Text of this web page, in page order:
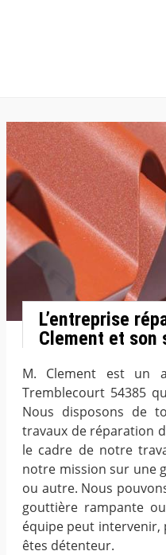
L’entreprise
Clement et son
M. Clement est un
Tremblecourt 54385
Nous disposons de
travaux de réparation
le cadre de notre
notre mission sur une
ou autre. Nous
gouttière rampante
équipe peut
êtes détenteur.